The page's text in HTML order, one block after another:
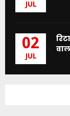
JUL
02
JUL